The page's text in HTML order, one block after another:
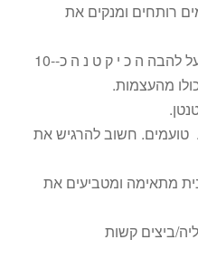
רותחים ומנקים את
מבשלים עם המים והתבלינים על להבה ה כ י ק ט נ ה כ-10-
טועמים. חשוב להרגיש את
מתאימה ומטביעים את
ביצים קשות